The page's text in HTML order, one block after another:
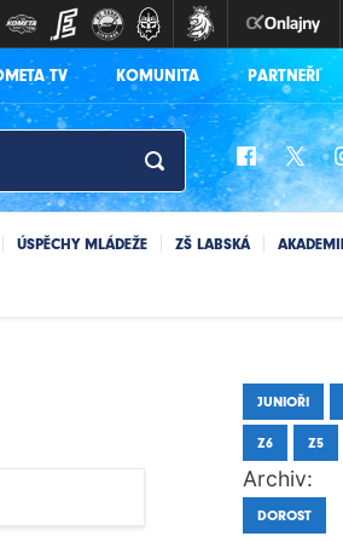
TV KOMUNITA PARTNEŘI
ÚSPĚCHY MLÁDEŽE ZŠ LABSKÁ
JUNIOŘI
Z6 Z5
Archiv:
DOROST